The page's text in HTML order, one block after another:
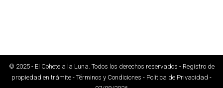
© 2025 - El Cohete a la Luna. Todos los derechos reservados - Registro de
propiedad en trámite - Términos y Condiciones - Política de Privacidad -